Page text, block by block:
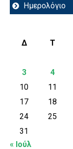
Ημερολόγιο
Δ Τ
3
4
10
11
17
18
24
25
31
« Ιούλ